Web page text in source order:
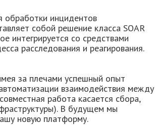
инцидентов
собой решение класса SOAR
интегрируется со средствами
расследования и реагирования.
за плечами успешный опыт
взаимодействия между
работа касается сбора,
В будущем мы
новую платформу.